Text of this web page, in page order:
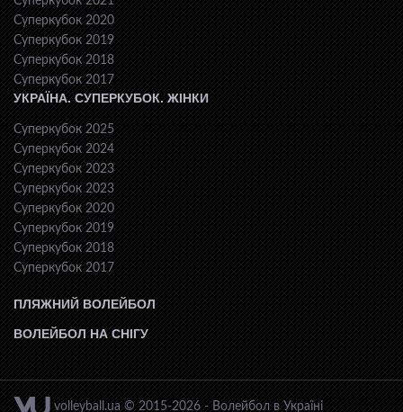
Суперкубок 2020
Суперкубок 2019
Суперкубок 2018
Суперкубок 2017
УКРАЇНА. СУПЕРКУБОК. ЖІНКИ
Суперкубок 2025
Суперкубок 2024
Суперкубок 2023
Суперкубок 2023
Суперкубок 2020
Суперкубок 2019
Суперкубок 2018
Суперкубок 2017
ПЛЯЖНИЙ ВОЛЕЙБОЛ
ВОЛЕЙБОЛ НА СНІГУ
volleyball.ua © 2015-2026 - Волейбол в Україні